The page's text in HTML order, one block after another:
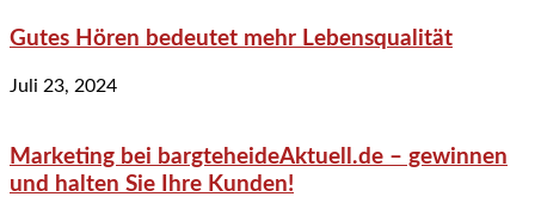
Gutes Hören bedeutet mehr Lebensqualität
Juli 23, 2024
Marketing bei bargteheideAktuell.de – gewinnen
und halten Sie Ihre Kunden!